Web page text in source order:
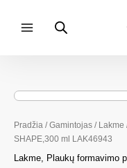
turinio
Pradžia /Gamintojas / Lakme
SHAPE,300 ml LAK46943
Lakme, Plaukų formavimo